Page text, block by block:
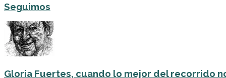
Seguimos
Gloria Fuertes, cuando lo mejor del recorrido